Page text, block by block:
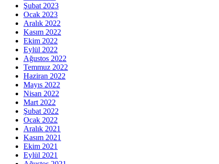
Şubat 2023
Ocak 2023
Aralık 2022
Kasım 2022
Ekim 2022
Eylül 2022
Ağustos 2022
Temmuz 2022
Haziran 2022
Mayıs 2022
Nisan 2022
Mart 2022
Şubat 2022
Ocak 2022
Aralık 2021
Kasım 2021
Ekim 2021
Eylül 2021